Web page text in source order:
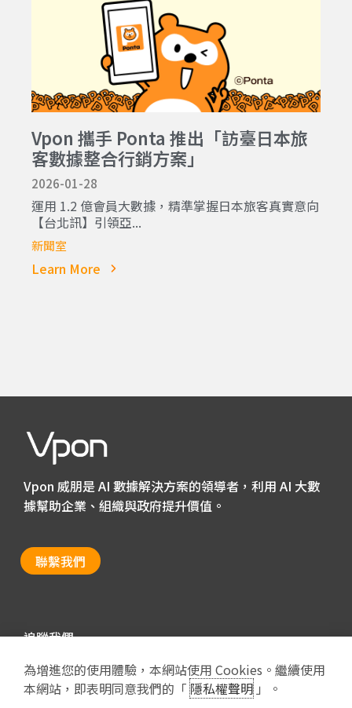
Vpon 攜手 Ponta 推出「訪臺日本旅
客數據整合行銷方案」
2026-01-28
運用 1.2 億會員大數據，精準掌握日本旅客真實意向
【台北訊】引領亞...
新聞室
Learn More
Vpon 威朋是 AI 數據解決方案的領導者，利用 AI 大數
據幫助企業、組織與政府提升價值。
聯繫我們
追蹤我們
為增進您的使用體驗，本網站使用 Cookies。繼續使用
本網站，即表明同意我們的「隱私權聲明」。